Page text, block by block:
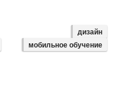
дизайн
мобильное обучение